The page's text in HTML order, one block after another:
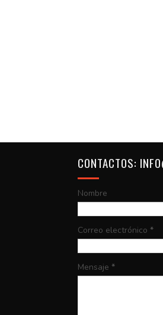
CONTACTOS:
Nombre
Correo electrónico *
Mensaje *